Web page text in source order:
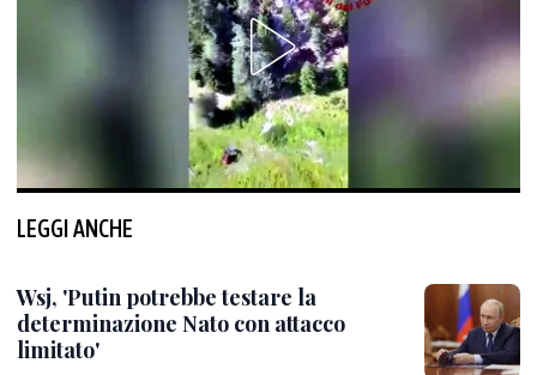
LEGGI ANCHE
Wsj, 'Putin potrebbe testare la
determinazione Nato con attacco
limitato'